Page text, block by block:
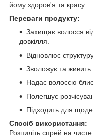
йому здоров'я та красу.
Переваги продукту:
Захищає волосся
довкілля.
Відновлює
Зволожує та живить
Надає волоссю
Полегшує
Підходить для
Спосіб використання:
Розпиліть спрей на